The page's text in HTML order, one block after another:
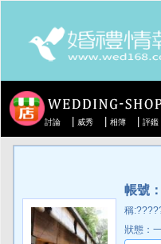
討論 威秀 相簿 評鑑
帳號
稱
狀態：